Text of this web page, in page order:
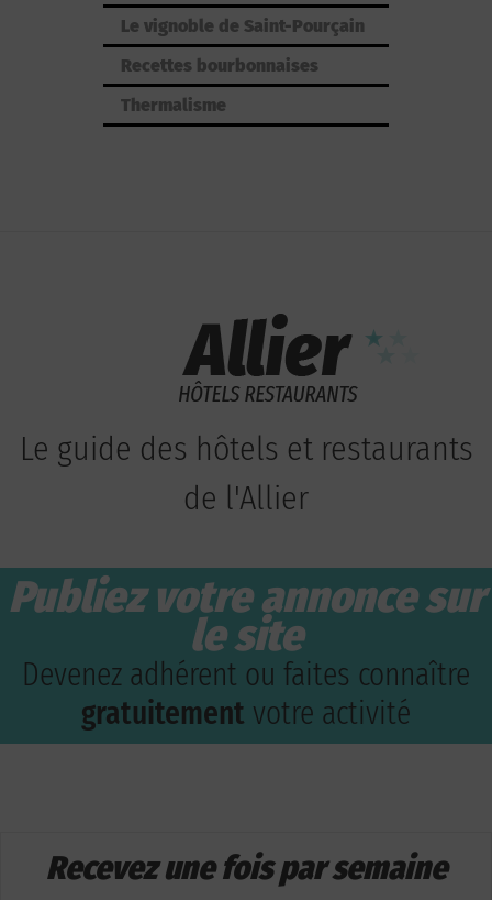
Le vignoble de Saint-Pourçain
Recettes bourbonnaises
Thermalisme
Le guide des hôtels et restaurants
de l'Allier
Publiez votre annonce sur
le site
Devenez adhérent ou faites connaître
gratuitement votre activité
Recevez une fois par semaine